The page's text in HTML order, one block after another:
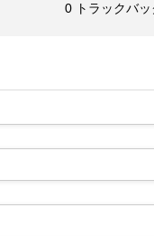
0 トラックバッ